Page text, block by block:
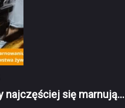
najczęściej się marnują…